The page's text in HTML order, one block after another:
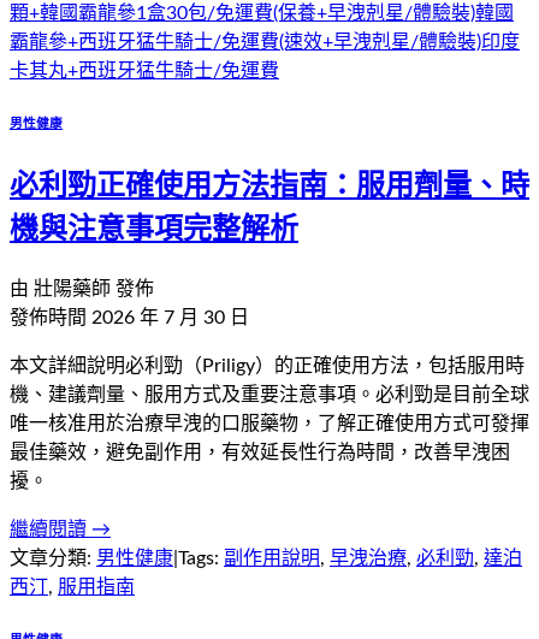
顆+韓國霸龍參1盒30包/免運費(保養+早洩剋星/體驗裝)韓國
霸龍參+西班牙猛牛騎士/免運費(速效+早洩剋星/體驗裝)印度
卡其丸+西班牙猛牛騎士/免運費
男性健康
必利勁正確使用方法指南：服用劑量、時
機與注意事項完整解析
由 壯陽藥師 發佈
發佈時間 2026 年 7 月 30 日
本文詳細說明必利勁（Priligy）的正確使用方法，包括服用時
機、建議劑量、服用方式及重要注意事項。必利勁是目前全球
唯一核准用於治療早洩的口服藥物，了解正確使用方式可發揮
最佳藥效，避免副作用，有效延長性行為時間，改善早洩困
擾。
繼續閱讀 →
文章分類: 男性健康 Tags: 副作用說明, 早洩治療, 必利勁, 達泊
西汀 , 服用指南